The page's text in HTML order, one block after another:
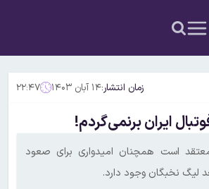
زمان انتشار:۱۴ آبان ۱۴۰۳ ۲۲:۴۷
ایران برنمی‌گردم!
است همچنان امیدواری برای صعود
لیگ نخبگان وجود دارد.